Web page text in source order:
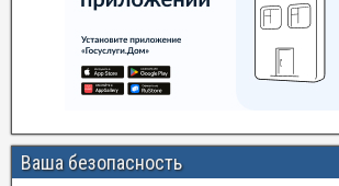
Ваша безопасность